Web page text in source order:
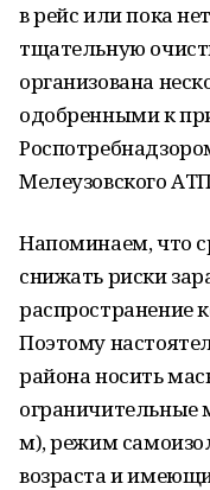
в рейс или пока
тщательную
организована
одобренными к
Мелеузовского
Напоминаем, что
снижать риски
распространение
Поэтому
района носить
ограничительные
м), режим
возраста и